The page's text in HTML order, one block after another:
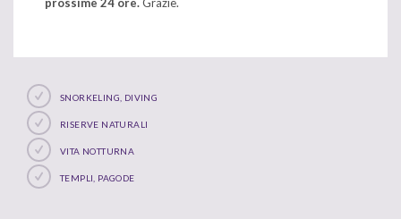
SNORKELING, DIVING
RISERVE NATURALI
VITA NOTTURNA
TEMPLI, PAGODE